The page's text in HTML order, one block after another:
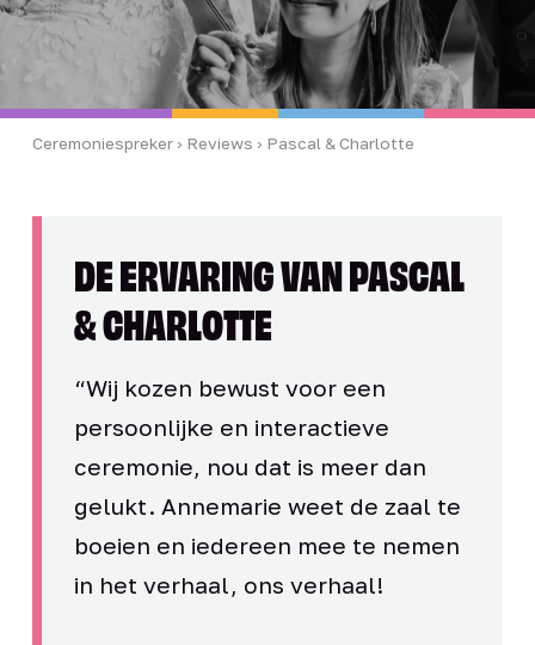
Ceremoniespreker› Reviews › Pascal & Charlotte
DE ERVARING VAN PASCAL
& CHARLOTTE
“Wij kozen bewust voor een
persoonlijke en interactieve
ceremonie, nou dat is meer dan
gelukt. Annemarie weet de zaal te
boeien en iedereen mee te nemen
in het verhaal, ons verhaal!